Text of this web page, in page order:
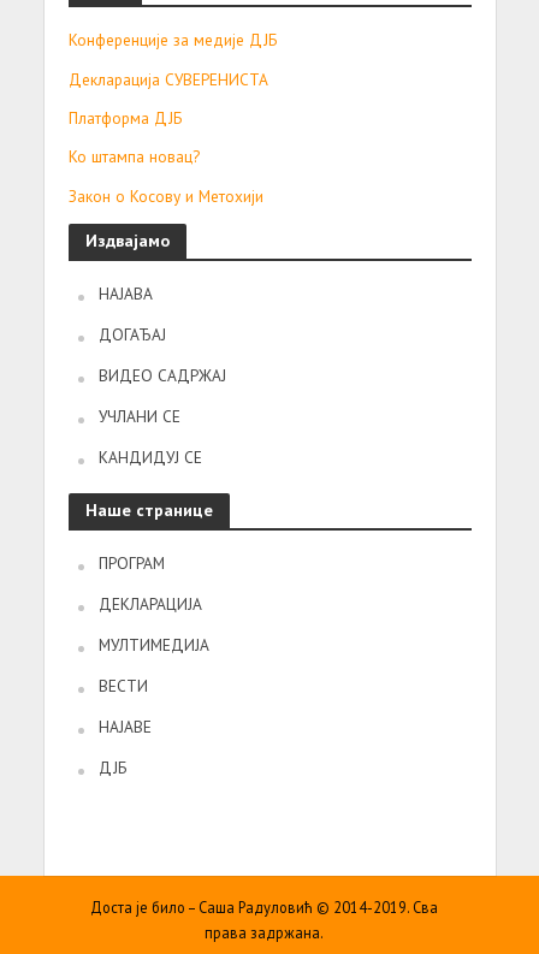
Конференције за медије ДЈБ
Декларација СУВЕРЕНИСТА
Платформа ДЈБ
Ко штампа новац?
Закон о Косову и Метохији
Издвајамо
НАЈАВА
ДОГАЂАЈ
ВИДЕО САДРЖАЈ
УЧЛАНИ СЕ
КАНДИДУЈ СЕ
Наше странице
ПРОГРАМ
ДЕКЛАРАЦИЈА
МУЛТИМЕДИЈА
ВЕСТИ
НАЈАВЕ
ДЈБ
Доста је било – Саша Радуловић © 2014-2019. Сва
права задржана.